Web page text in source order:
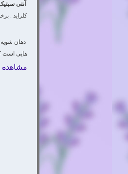
آنتی
کلراید .
دهان
هایی است